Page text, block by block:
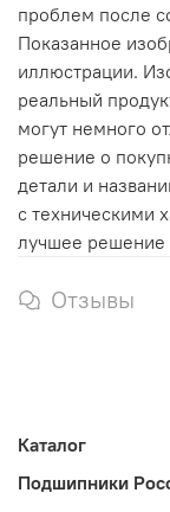
проблем после
Показанное
иллюстрации.
реальный
могут немного
решение о
детали и
с техническими
лучшее решение
Отзывы
Каталог
Подшипники